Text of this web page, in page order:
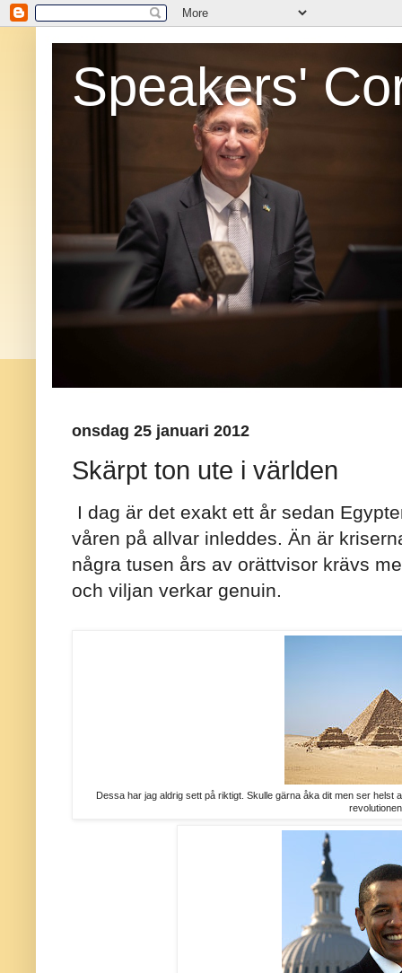
Speakers'
onsdag 25 januari 2012
Skärpt ton ute i världen
I dag är det exakt ett år sedan
våren på allvar inleddes. Än är
några tusen års av orättvisor krävs
och viljan verkar genuin.
Dessa har jag aldrig sett på riktigt. Skulle gärna åka dit men ser